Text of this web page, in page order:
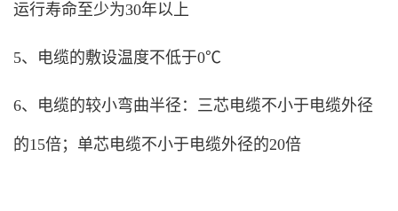
运行寿命至少为30年以上
5、电缆的敷设温度不低于0℃
6、电缆的较小弯曲半径：三芯电缆不小于电缆外径
的15倍；单芯电缆不小于电缆外径的20倍